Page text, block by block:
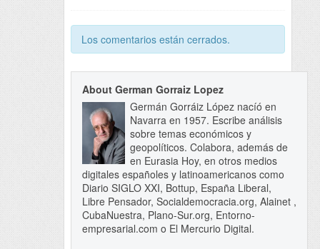
Los comentarios están cerrados.
About German Gorraiz Lopez
Germán Gorráiz López nacíó en
Navarra en 1957. Escribe análisis
sobre temas económicos y
geopolíticos. Colabora, además de
en Eurasia Hoy, en otros medios
digitales españoles y latinoamericanos como
Diario SIGLO XXI, Bottup, España Liberal,
Libre Pensador, Socialdemocracia.org, Alainet ,
CubaNuestra, Plano-Sur.org, Entorno-
empresarial.com o El Mercurio Digital.